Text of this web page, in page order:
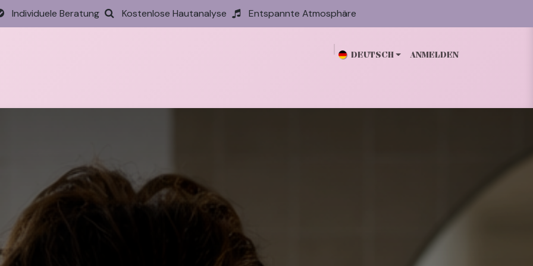
Individuele Beratung Kostenlose Hautanalyse Entspannte Atmosphäre
DEUTSCH ANMELDEN